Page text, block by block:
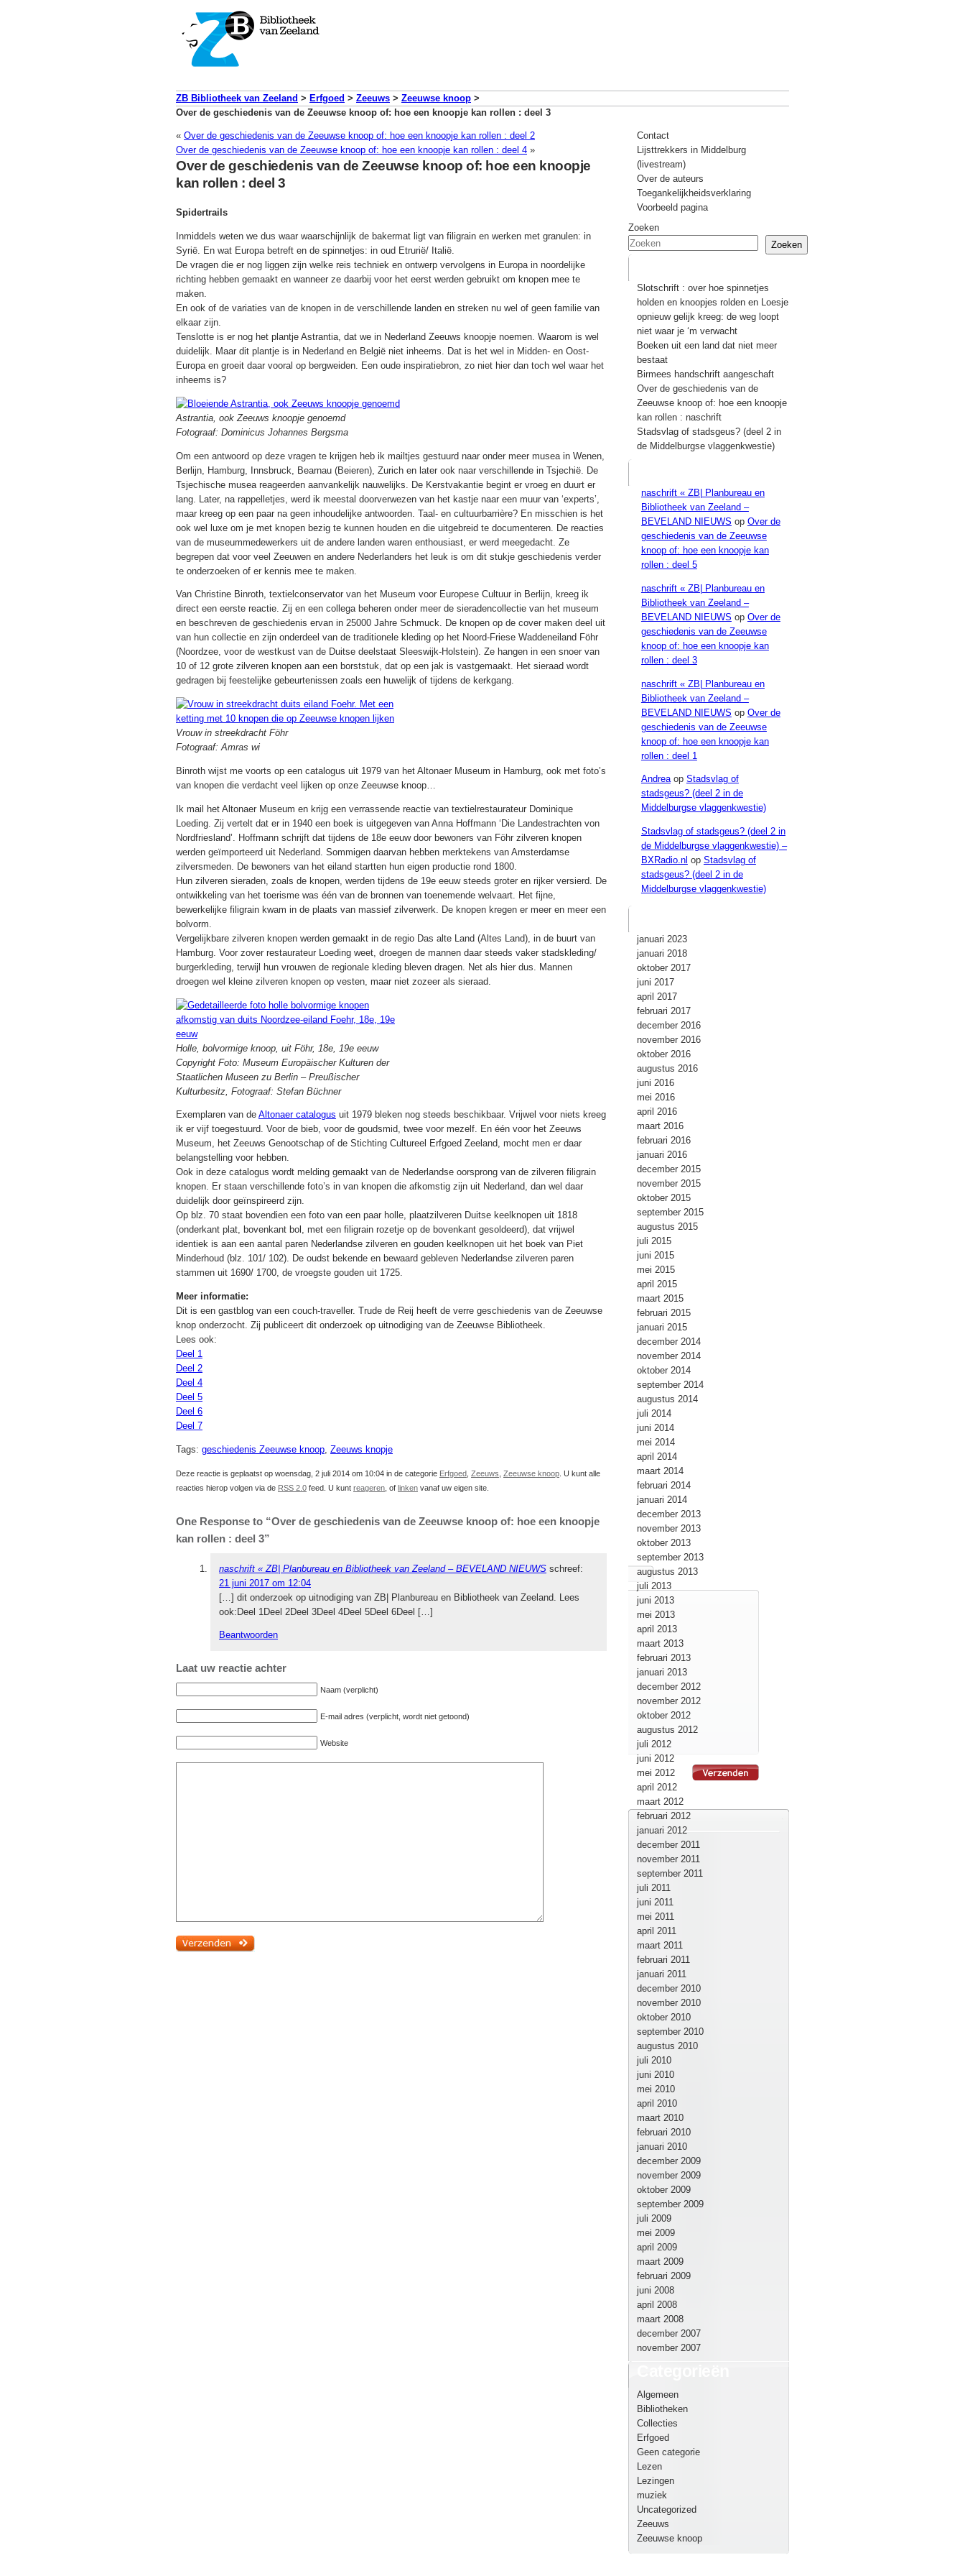
ZB Bibliotheek van Zeeland > Erfgoed > Zeeuws > Zeeuwse knoop >
Over de geschiedenis van de Zeeuwse knoop of: hoe een knoopje kan rollen : deel 3
« Over de geschiedenis van de Zeeuwse knoop of: hoe een knoopje kan rollen : deel 2
Over de geschiedenis van de Zeeuwse knoop of: hoe een knoopje kan rollen : deel 4 »
Over de geschiedenis van de Zeeuwse knoop of: hoe een knoopje
kan rollen : deel 3
Spidertrails
Inmiddels weten we dus waar waarschijnlijk de bakermat ligt van filigrain en werken met granulen: in
Syrië. En wat Europa betreft en de spinnetjes: in oud Etrurië/ Italië.
De vragen die er nog liggen zijn welke reis techniek en ontwerp vervolgens in Europa in noordelijke
richting hebben gemaakt en wanneer ze daarbij voor het eerst werden gebruikt om knopen mee te
maken.
En ook of de variaties van de knopen in de verschillende landen en streken nu wel of geen familie van
elkaar zijn.
Tenslotte is er nog het plantje Astrantia, dat we in Nederland Zeeuws knoopje noemen. Waarom is wel
duidelijk. Maar dit plantje is in Nederland en België niet inheems. Dat is het wel in Midden- en Oost-
Europa en groeit daar vooral op bergweiden. Een oude inspiratiebron, zo niet hier dan toch wel waar het
inheems is?
Astrantia, ook Zeeuws knoopje genoemd
Fotograaf: Dominicus Johannes Bergsma
Om een antwoord op deze vragen te krijgen heb ik mailtjes gestuurd naar onder meer musea in Wenen,
Berlijn, Hamburg, Innsbruck, Bearnau (Beieren), Zurich en later ook naar verschillende in Tsjechië. De
Tsjechische musea reageerden aanvankelijk nauwelijks. De Kerstvakantie begint er vroeg en duurt er
lang. Later, na rappelletjes, werd ik meestal doorverwezen van het kastje naar een muur van ‘experts’,
maar kreeg op een paar na geen inhoudelijke antwoorden. Taal- en cultuurbarrière? En misschien is het
ook wel luxe om je met knopen bezig te kunnen houden en die uitgebreid te documenteren. De reacties
van de museummedewerkers uit de andere landen waren enthousiast, er werd meegedacht. Ze
begrepen dat voor veel Zeeuwen en andere Nederlanders het leuk is om dit stukje geschiedenis verder
te onderzoeken of er kennis mee te maken.
Van Christine Binroth, textielconservator van het Museum voor Europese Cultuur in Berlijn, kreeg ik
direct een eerste reactie. Zij en een collega beheren onder meer de sieradencollectie van het museum
en beschreven de geschiedenis ervan in 25000 Jahre Schmuck. De knopen op de cover maken deel uit
van hun collectie en zijn onderdeel van de traditionele kleding op het Noord-Friese Waddeneiland Föhr
(Noordzee, voor de westkust van de Duitse deelstaat Sleeswijk-Holstein). Ze hangen in een snoer van
10 of 12 grote zilveren knopen aan een borststuk, dat op een jak is vastgemaakt. Het sieraad wordt
gedragen bij feestelijke gebeurtenissen zoals een huwelijk of tijdens de kerkgang.
Vrouw in streekdracht Föhr
Fotograaf: Amras wi
Binroth wijst me voorts op een catalogus uit 1979 van het Altonaer Museum in Hamburg, ook met foto’s
van knopen die verdacht veel lijken op onze Zeeuwse knoop…
Ik mail het Altonaer Museum en krijg een verrassende reactie van textielrestaurateur Dominique
Loeding. Zij vertelt dat er in 1940 een boek is uitgegeven van Anna Hoffmann ‘Die Landestrachten von
Nordfriesland’. Hoffmann schrijft dat tijdens de 18e eeuw door bewoners van Föhr zilveren knopen
werden geïmporteerd uit Nederland. Sommigen daarvan hebben merktekens van Amsterdamse
zilversmeden. De bewoners van het eiland startten hun eigen productie rond 1800.
Hun zilveren sieraden, zoals de knopen, werden tijdens de 19e eeuw steeds groter en rijker versierd. De
ontwikkeling van het toerisme was één van de bronnen van toenemende welvaart. Het fijne,
bewerkelijke filigrain kwam in de plaats van massief zilverwerk. De knopen kregen er meer en meer een
bolvorm.
Vergelijkbare zilveren knopen werden gemaakt in de regio Das alte Land (Altes Land), in de buurt van
Hamburg. Voor zover restaurateur Loeding weet, droegen de mannen daar steeds vaker stadskleding/
burgerkleding, terwijl hun vrouwen de regionale kleding bleven dragen. Net als hier dus. Mannen
droegen wel kleine zilveren knopen op vesten, maar niet zozeer als sieraad.
Holle, bolvormige knoop, uit Föhr, 18e, 19e eeuw
Copyright Foto: Museum Europäischer Kulturen der
Staatlichen Museen zu Berlin – Preußischer
Kulturbesitz, Fotograaf: Stefan Büchner
Exemplaren van de Altonaer catalogus uit 1979 bleken nog steeds beschikbaar. Vrijwel voor niets kreeg
ik er vijf toegestuurd. Voor de bieb, voor de goudsmid, twee voor mezelf. En één voor het Zeeuws
Museum, het Zeeuws Genootschap of de Stichting Cultureel Erfgoed Zeeland, mocht men er daar
belangstelling voor hebben.
Ook in deze catalogus wordt melding gemaakt van de Nederlandse oorsprong van de zilveren filigrain
knopen. Er staan verschillende foto’s in van knopen die afkomstig zijn uit Nederland, dan wel daar
duidelijk door geïnspireerd zijn.
Op blz. 70 staat bovendien een foto van een paar holle, plaatzilveren Duitse keelknopen uit 1818
(onderkant plat, bovenkant bol, met een filigrain rozetje op de bovenkant gesoldeerd), dat vrijwel
identiek is aan een aantal paren Nederlandse zilveren en gouden keelknopen uit het boek van Piet
Minderhoud (blz. 101/ 102). De oudst bekende en bewaard gebleven Nederlandse zilveren paren
stammen uit 1690/ 1700, de vroegste gouden uit 1725.
Meer informatie:
Dit is een gastblog van een couch-traveller. Trude de Reij heeft de verre geschiedenis van de Zeeuwse
knop onderzocht. Zij publiceert dit onderzoek op uitnodiging van de Zeeuwse Bibliotheek.
Lees ook:
Deel 1
Deel 2
Deel 4
Deel 5
Deel 6
Deel 7
Tags: geschiedenis Zeeuwse knoop Zeeuws knopje
Deze reactie is geplaatst op woensdag, 2 juli 2014 om 10:04 in de categorie Erfgoed Zeeuws Zeeuwse knoop . U kunt alle
reacties hierop volgen via de RSS 2.0 feed. U kunt reageren , of linken vanaf uw eigen site.
One Response to “Over de geschiedenis van de Zeeuwse knoop of: hoe een knoopje
kan rollen : deel 3”
naschrift « ZB| Planbureau en Bibliotheek van Zeeland – BEVELAND NIEUWS schreef:
21 juni 2017 om 12:04
[…] dit onderzoek op uitnodiging van ZB| Planbureau en Bibliotheek van Zeeland. Lees
ook:Deel 1Deel 2Deel 3Deel 4Deel 5Deel 6Deel […]
Beantwoorden
Laat uw reactie achter
Naam (verplicht)
E-mail adres (verplicht, wordt niet getoond)
Website
Contact
Lijsttrekkers in Middelburg
(livestream)
Over de auteurs
Toegankelijkheidsverklaring
Voorbeeld pagina
Zoeken
Zoeken
Slotschrift : over hoe spinnetjes
holden en knoopjes rolden en Loesje
opnieuw gelijk kreeg: de weg loopt
niet waar je ‘m verwacht
Boeken uit een land dat niet meer
bestaat
Birmees handschrift aangeschaft
Over de geschiedenis van de
Zeeuwse knoop of: hoe een knoopje
kan rollen : naschrift
Stadsvlag of stadsgeus? (deel 2 in
de Middelburgse vlaggenkwestie)
naschrift « ZB| Planbureau en
Bibliotheek van Zeeland –
BEVELAND NIEUWS op Over de
geschiedenis van de Zeeuwse
knoop of: hoe een knoopje kan
rollen : deel 5
naschrift « ZB| Planbureau en
Bibliotheek van Zeeland –
BEVELAND NIEUWS op Over de
geschiedenis van de Zeeuwse
knoop of: hoe een knoopje kan
rollen : deel 3
naschrift « ZB| Planbureau en
Bibliotheek van Zeeland –
BEVELAND NIEUWS op Over de
geschiedenis van de Zeeuwse
knoop of: hoe een knoopje kan
rollen : deel 1
Andreaop Stadsvlag of
stadsgeus? (deel 2 in de
Middelburgse vlaggenkwestie)
Stadsvlag of stadsgeus? (deel 2 in
de Middelburgse vlaggenkwestie) –
BXRadio.nl op Stadsvlag of
stadsgeus? (deel 2 in de
Middelburgse vlaggenkwestie)
januari 2023
januari 2018
oktober 2017
juni 2017
april 2017
februari 2017
december 2016
november 2016
oktober 2016
augustus 2016
juni 2016
mei 2016
april 2016
maart 2016
februari 2016
januari 2016
december 2015
november 2015
oktober 2015
september 2015
augustus 2015
juli 2015
juni 2015
mei 2015
april 2015
maart 2015
februari 2015
januari 2015
december 2014
november 2014
oktober 2014
september 2014
augustus 2014
juli 2014
juni 2014
mei 2014
april 2014
maart 2014
februari 2014
januari 2014
december 2013
november 2013
oktober 2013
september 2013
augustus 2013
juli 2013
juni 2013
mei 2013
april 2013
maart 2013
februari 2013
januari 2013
december 2012
november 2012
oktober 2012
augustus 2012
juli 2012
juni 2012
mei 2012
april 2012
maart 2012
februari 2012
januari 2012
december 2011
november 2011
september 2011
juli 2011
juni 2011
mei 2011
april 2011
maart 2011
februari 2011
januari 2011
december 2010
november 2010
oktober 2010
september 2010
augustus 2010
juli 2010
juni 2010
mei 2010
april 2010
maart 2010
februari 2010
januari 2010
december 2009
november 2009
oktober 2009
september 2009
juli 2009
mei 2009
april 2009
maart 2009
februari 2009
juni 2008
april 2008
maart 2008
december 2007
november 2007
Algemeen
Bibliotheken
Collecties
Erfgoed
Geen categorie
Lezen
Lezingen
muziek
Uncategorized
Zeeuws
Zeeuwse knoop